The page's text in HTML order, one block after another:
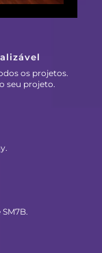
os projetos.
seu projeto.